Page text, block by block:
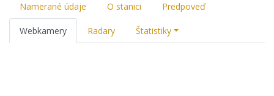
Namerané údaje O stanici Predpoveď
Webkamery Radary Štatistiky